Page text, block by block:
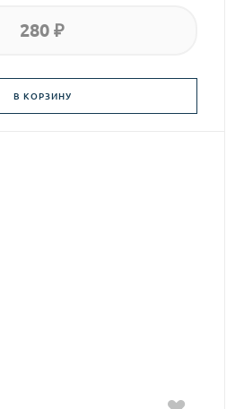
280 ₽
В КОРЗИНУ